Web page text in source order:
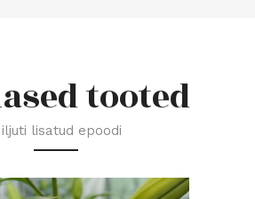
tooted
lisatud epoodi